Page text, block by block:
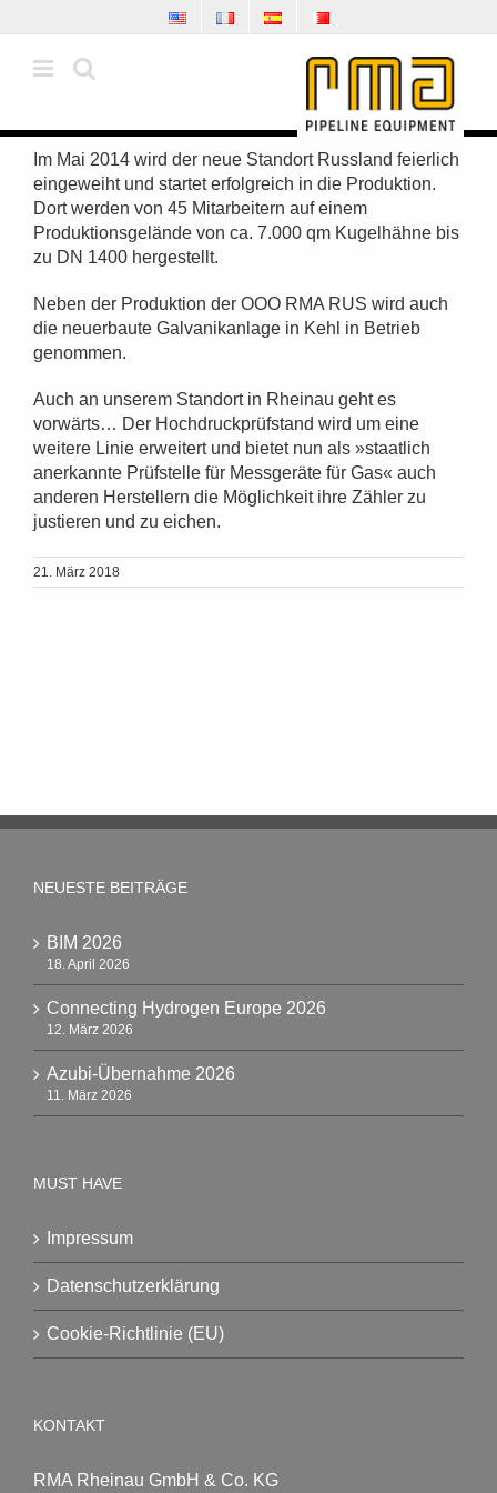
Inhalt
springen
Im Mai 2014 wird der neue Standort Russland feierlich
eingeweiht und startet erfolgreich in die Produktion.
Dort werden von 45 Mitarbeitern auf einem
Produktionsgelände von ca. 7.000 qm Kugelhähne bis
zu DN 1400 hergestellt.
Neben der Produktion der OOO RMA RUS wird auch
die neuerbaute Galvanikanlage in Kehl in Betrieb
genommen.
Auch an unserem Standort in Rheinau geht es
vorwärts… Der Hochdruckprüfstand wird um eine
weitere Linie erweitert und bietet nun als »staatlich
anerkannte Prüfstelle für Messgeräte für Gas« auch
anderen Herstellern die Möglichkeit ihre Zähler zu
justieren und zu eichen.
21. März 2018
NEUESTE BEITRÄGE
BIM 2026
18. April 2026
Connecting Hydrogen Europe 2026
12. März 2026
Azubi-Übernahme 2026
11. März 2026
MUST HAVE
Impressum
Datenschutzerklärung
Cookie-Richtlinie (EU)
KONTAKT
RMA Rheinau GmbH & Co. KG